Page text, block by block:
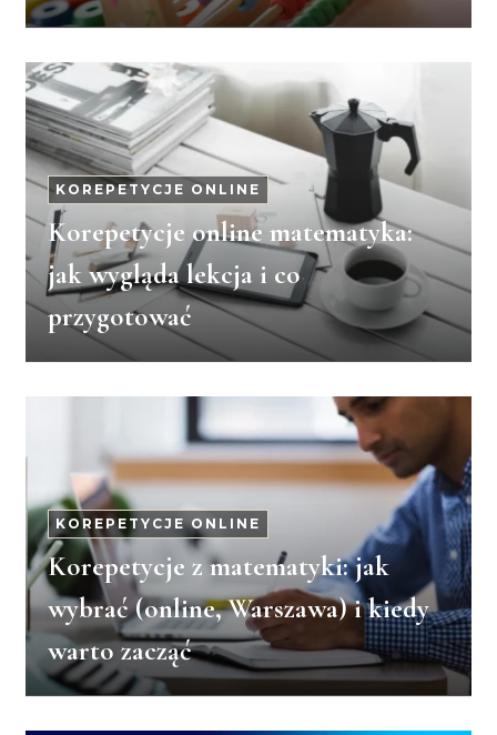
KOREPETYCJE ONLINE
Korepetycje online matematyka:
jak wygląda lekcja i co
przygotować
KOREPETYCJE ONLINE
Korepetycje z matematyki: jak
wybrać (online, Warszawa) i kiedy
warto zacząć